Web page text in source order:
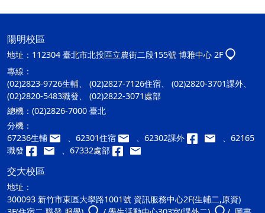
陽明校區
地址： 112304 臺北市北投區立農街二段155號 博雅中心 2F
專線：
(02)2823-9726生輔、 (02)2827-7126住宿、 (02)2820-3701課外、
(02)2820-5483職發、 (02)2822-3071處部
總機： (02)2826-7000 臺北
分機：
67236生輔
、62301住宿 、62302課外
、62165
職發
、67332處部
交大校區
地址：
300093 新竹市東區大學路1001號 資訊服務中心2F(生輔二,原資)